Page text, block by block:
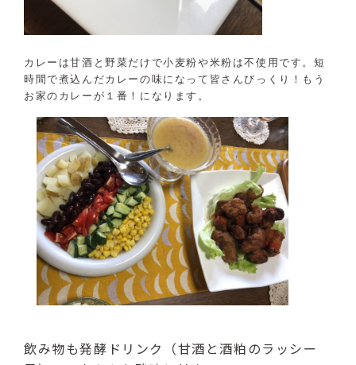
カレーは甘酒と野菜だけで小麦粉や米粉は不使用です。短
時間で煮込んだカレーの味になって皆さんびっくり！もう
お家のカレーが１番！になります。
飲み物も発酵ドリンク（甘酒と酒粕のラッシー